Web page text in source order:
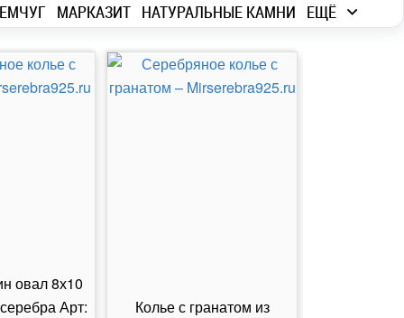
МАРКАЗИТ НАТУРАЛЬНЫЕ КАМНИ ЕЩЁ
овал 8х10
Арт:
Колье с гранатом из